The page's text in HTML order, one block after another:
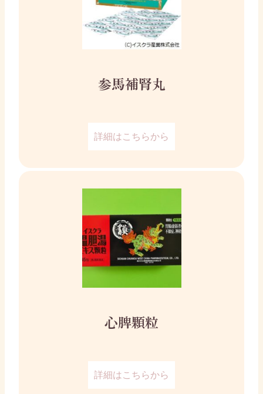
参馬補腎丸
詳細はこちらから
心脾顆粒
詳細はこちらから